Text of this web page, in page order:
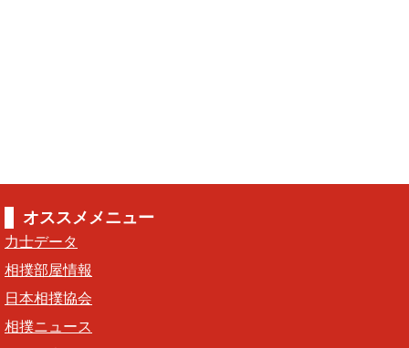
オススメメニュー
力士データ
相撲部屋情報
日本相撲協会
相撲ニュース